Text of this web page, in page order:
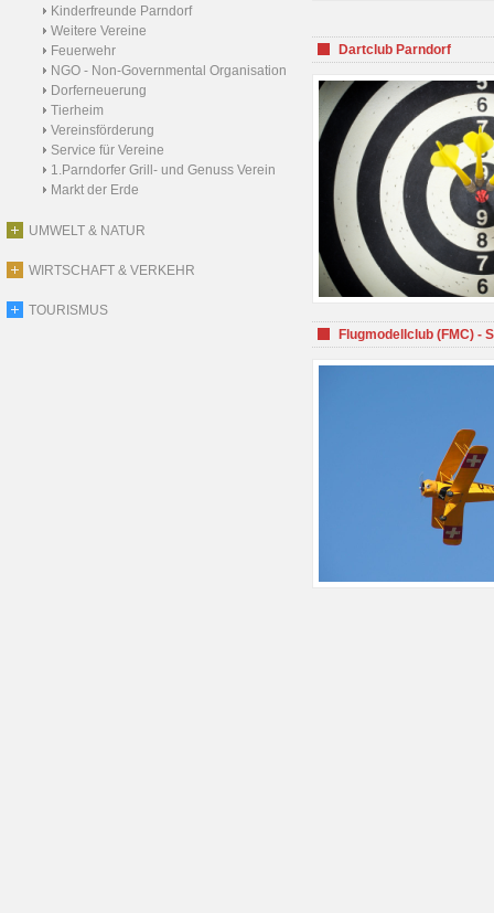
Kinderfreunde Parndorf
Weitere Vereine
Feuerwehr
NGO - Non-Governmental Organisation
Dorferneuerung
Tierheim
Vereinsförderung
Service für Vereine
1.Parndorfer Grill- und Genuss Verein
Markt der Erde
UMWELT & NATUR
WIRTSCHAFT & VERKEHR
TOURISMUS
Dartclub Parndorf
Flugmodellclub (FMC) -